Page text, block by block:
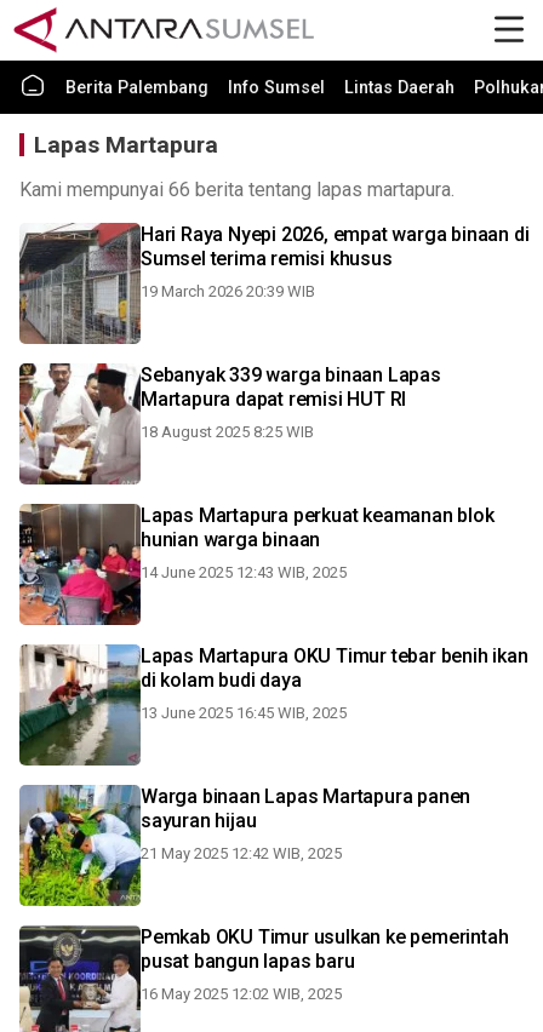
Berita Palembang Info Sumsel Lintas Daerah
Lapas Martapura
Kami mempunyai 66 berita tentang lapas martapura.
Hari Raya Nyepi 2026, empat warga binaan di
Sumsel terima remisi khusus
19 March 2026 20:39 WIB
Sebanyak 339 warga binaan Lapas
Martapura dapat remisi HUT RI
18 August 2025 8:25 WIB
Lapas Martapura perkuat keamanan blok
hunian warga binaan
14 June 2025 12:43 WIB, 2025
Lapas Martapura OKU Timur tebar benih ikan
di kolam budi daya
13 June 2025 16:45 WIB, 2025
Warga binaan Lapas Martapura panen
sayuran hijau
21 May 2025 12:42 WIB, 2025
Pemkab OKU Timur usulkan ke pemerintah
pusat bangun lapas baru
16 May 2025 12:02 WIB, 2025